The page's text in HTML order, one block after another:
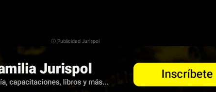
ⓘ Publicidad Jurispol